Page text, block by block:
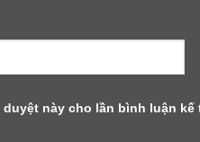
này cho lần bình luận kế